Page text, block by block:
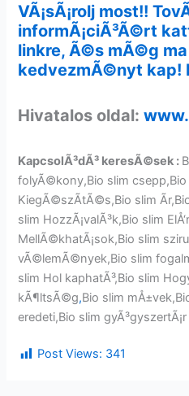
VÃ¡sÃ¡rolj most!!
informÃ¡ciÃ³Ã©rt
linkre, Ã©s mÃ©g
kedvezmÃ©nyt kap!
Hivatalos oldal:
KapcsolÃ³dÃ³ keresÃ©sek :
folyÃ©kony,Bio slim csepp,Bio
KiegÃ©szÃ­tÃ©s,Bio slim
slim HozzÃ¡valÃ³k,Bio slim
MellÃ©khatÃ¡sok,Bio slim
vÃ©lemÃ©nyek,Bio slim
slim Hol kaphatÃ³,Bio slim
kÃ¶ltsÃ©g,Bio slim
eredeti,Bio slim gyÃ³gyszertÃ¡r
Post Views: 341